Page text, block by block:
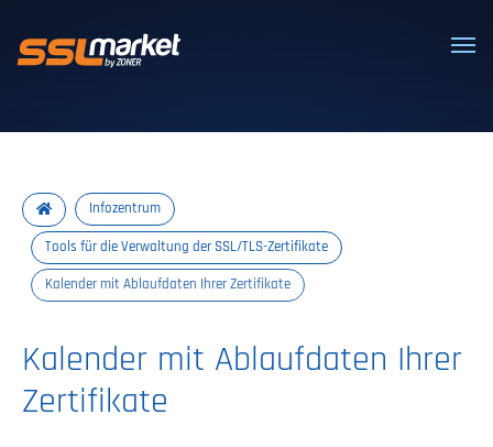
Vertrauenswürdige SSL/TLS-
Infozentrum
Tools für die Verwaltung der SSL/TLS-Zertifikate
Kalender mit Ablaufdaten Ihrer Zertifikate
Kalender mit Ablaufdaten Ihrer
Zertifikate